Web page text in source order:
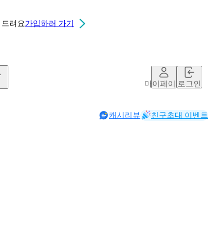
드려요가입하러 가기
마이페이지로그인
캐시리뷰 친구초대 이벤트